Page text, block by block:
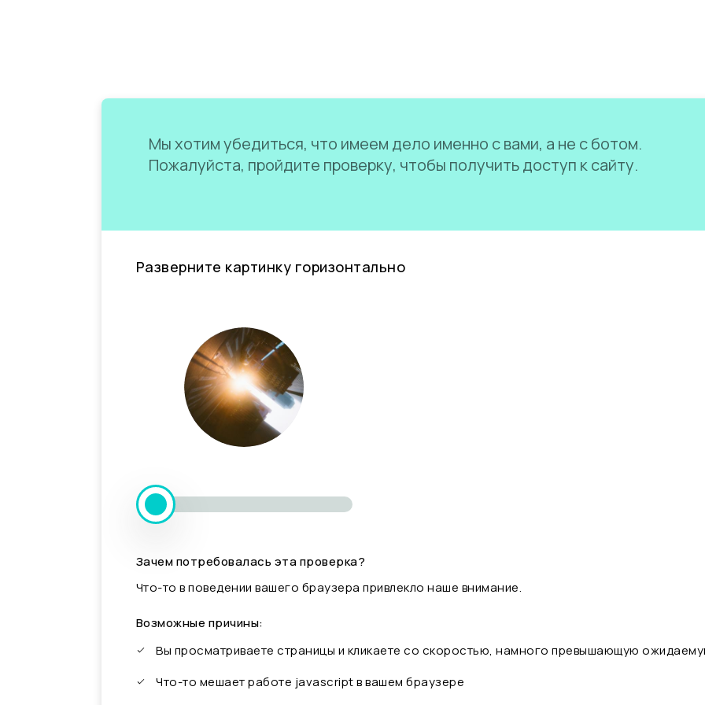
Мы хотим убедиться, что имеем дело именно с вами, а не с ботом.
Пожалуйста, пройдите проверку, чтобы получить доступ к сайту.
Разверните картинку горизонтально
Зачем потребовалась эта проверка?
Что-то в поведении вашего браузера привлекло наше внимание.
Возможные причины:
Вы просматриваете страницы и кликаете со скоростью, намного превышающую
Что-то мешает работе javascript в вашем браузере